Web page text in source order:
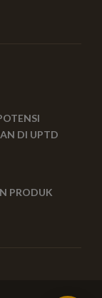
DI UPTD
PRODUK